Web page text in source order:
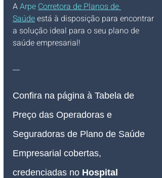
A Arpe Corretora de Planos de
Saúde está à disposição para encontrar
a solução ideal para o seu plano de
saúde empresarial!
__
Confira na página à Tabela de
Preço das Operadoras e
Seguradoras de Plano de Saúde
Empresarial cobertas,
credenciadas no Hospital